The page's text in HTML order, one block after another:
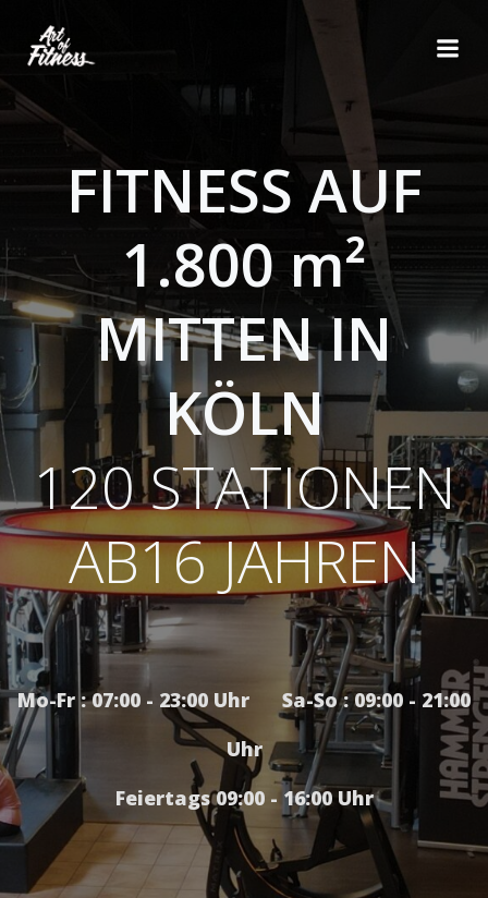
FITNESS AUF
1.800 m²
MITTEN IN
KÖLN
120 STATIONEN
AB16 JAHREN
Mo-Fr : 07:00 - 23:00 Uhr Sa-So : 09:00 - 21:00
Uhr
Feiertags 09:00 - 16:00 Uhr